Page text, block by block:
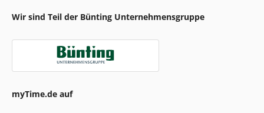
Wir sind Teil der Bünting Unternehmensgruppe
myTime.de auf